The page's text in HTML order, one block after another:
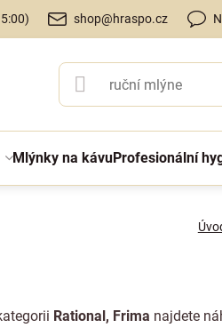
shop@hraspo.cz
Mlýnky na kávuProfesionální
Rational, Frima najdete